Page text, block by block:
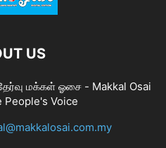
US
மக்கள் ஓசை - Makkal Osai
People's Voice